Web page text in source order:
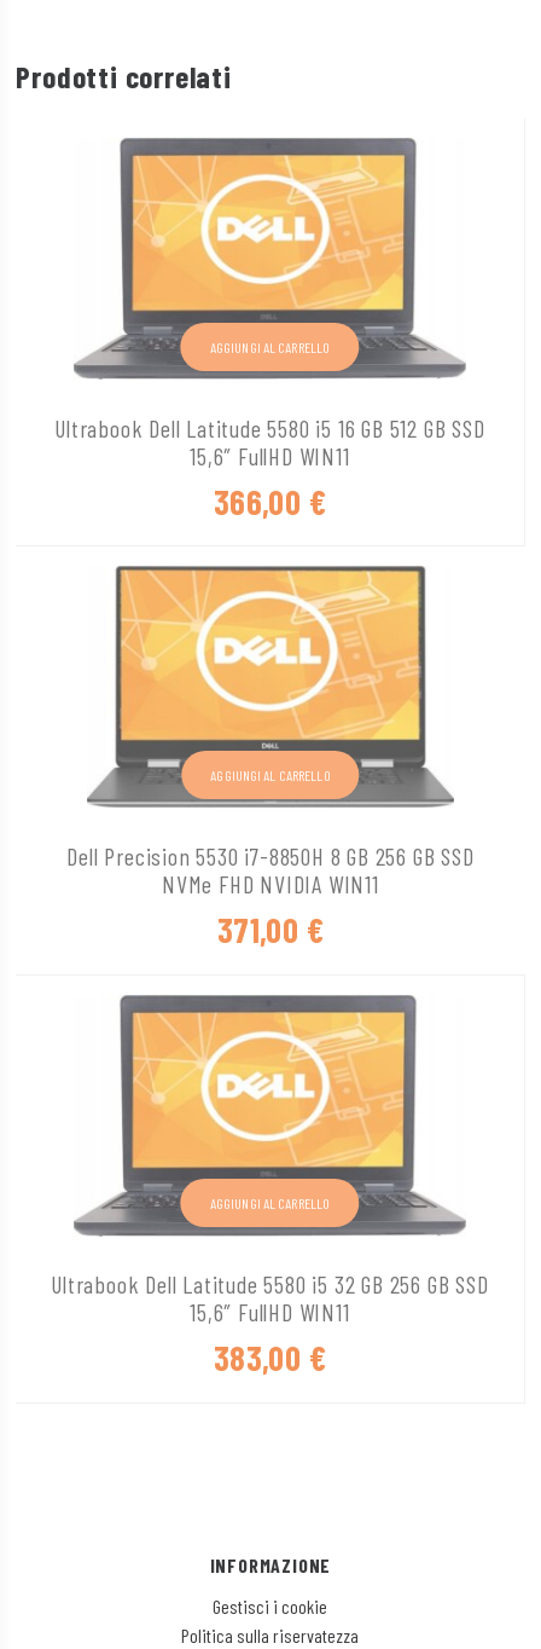
Prodotti correlati
Ultrabook Dell Latitude 5580 i5 16 GB 512 GB SSD
15,6″ FullHD WIN11
366,00 €
AGGIUNGI AL CARRELLO
Dell Precision 5530 i7-8850H 8 GB 256 GB SSD
NVMe FHD NVIDIA WIN11
371,00 €
AGGIUNGI AL CARRELLO
Ultrabook Dell Latitude 5580 i5 32 GB 256 GB SSD
15,6″ FullHD WIN11
383,00 €
AGGIUNGI AL CARRELLO
INFORMAZIONE
Gestisci i cookie
Politica sulla riservatezza